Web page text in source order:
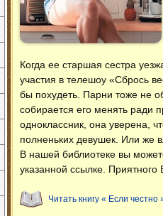
Когда ее старшая сестра
участия в телешоу «Сбрось
бы похудеть. Парни тоже не
собирается его менять ради
одноклассник, она уверена,
полненьких девушек. Или же
В нашей библиотеке вы
указанной ссылке. Приятного
Читать книгу « Если честно